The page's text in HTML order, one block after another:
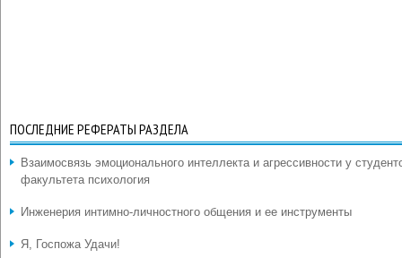
ПОСЛЕДНИЕ РЕФЕРАТЫ РАЗДЕЛА
Взаимосвязь эмоционального интеллекта и агрессивности у
факультета психология
Инженерия интимно-личностного общения и ее инструменты
Я, Госпожа Удачи!